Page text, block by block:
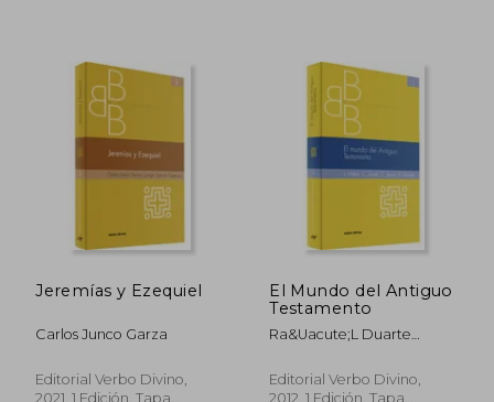
40%
dcto.
55%
dcto.
Jeremías y Ezequiel
Carlos Junco Garza
Editorial Verbo Divino,
2021, 1 Edición, Tapa
El Mundo del Antiguo
Testamento
Ra&Uacute;L Duarte
Garza; Ludv&Iacute;K
M&Aacute;Lek; Carlos
Editorial Verbo Divino,
2012, 1 Edición, Tapa